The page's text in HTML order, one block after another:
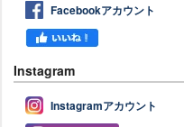
Facebookアカウント
Instagram
Instagramアカウント